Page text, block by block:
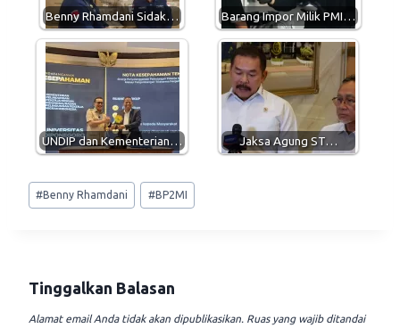
p
m
k
Benny Rhamdani Sidak… Barang Impor Milik PMI…
UNDIP dan Kementerian… Jaksa Agung ST…
Post
Tags:
#Benny Rhamdani #BP2MI
Tinggalkan Balasan
Alamat email Anda tidak akan dipublikasikan. Ruas yang wajib ditandai